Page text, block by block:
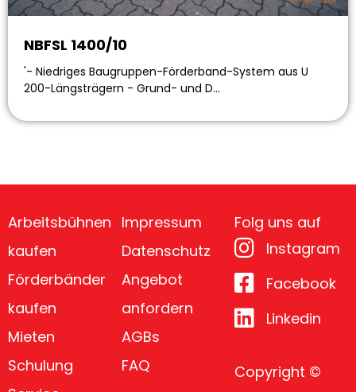
NBFSL 1400/10
'- Niedriges Baugruppen-Förderband-System aus U
200-Längsträgern - Grund- und D…
Arbeitsbühnen
kaufen
Förderbänder
kaufen
Mieten
Schulung
Impressum
Datenschutz
Angebot
anfordern
AGBs
FAQ
Folg uns auf
Instagram
Facebook
Linkedin
Copyright ©